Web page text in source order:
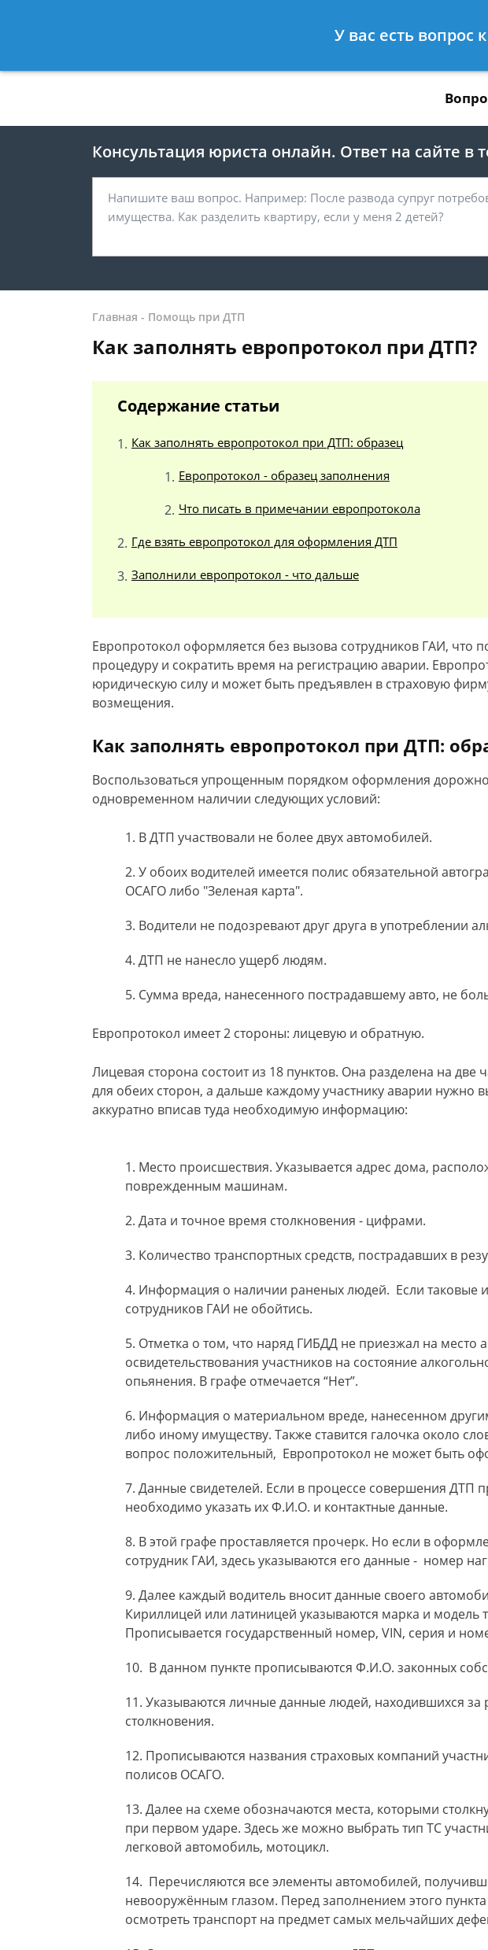
8 812 467-39-37
Консультация юриста онлайн. Ответ на сайте в
Главная - Помощь при ДТП
Как заполнять европротокол при ДТП?
Содержание статьи
Как заполнять европротокол при ДТП: образец
Европротокол - образец заполнения
Что писать в примечании европротокола
Где взять европротокол для оформления ДТП
Заполнили европротокол - что дальше
Европротокол оформляется без вызова сотрудников ГАИ, что
процедуру и сократить время на регистрацию аварии.
юридическую силу и может быть предъявлен в страховую
возмещения.
Как заполнять европротокол при ДТП:
Воспользоваться упрощенным порядком оформления
одновременном наличии следующих условий:
В ДТП участвовали не более двух автомобилей.
У обоих водителей имеется полис обязательной
ОСАГО либо "Зеленая карта".
Водители не подозревают друг друга в употреблении
ДТП не нанесло ущерб людям.
Сумма вреда, нанесенного пострадавшему авто, не
Европротокол имеет 2 стороны: лицевую и обратную.
Лицевая сторона состоит из 18 пунктов. Она разделена на
для обеих сторон, а дальше каждому участнику аварии нужно
аккуратно вписав туда необходимую информацию:
Место происшествия. Указывается адрес дома,
поврежденным машинам.
Дата и точное время столкновения - цифрами.
Количество транспортных средств, пострадавших в
Информация о наличии раненых людей. Если таковые
сотрудников ГАИ не обойтись.
Отметка о том, что наряд ГИБДД не приезжал на место
освидетельствования участников на состояние
опьянения. В графе отмечается “Нет”.
Информация о материальном вреде, нанесенном
либо иному имуществу. Также ставится галочка около
вопрос положительный, Европротокол не может быть
Данные свидетелей. Если в процессе совершения ДТП
необходимо указать их Ф.И.О. и контактные данные.
В этой графе проставляется прочерк. Но если в
сотрудник ГАИ, здесь указываются его данные - номер
Далее каждый водитель вносит данные своего
Кириллицей или латиницей указываются марка и модель
Прописывается государственный номер, VIN, серия и
В данном пункте прописываются Ф.И.О. законных
Указываются личные данные людей, находившихся за
столкновения.
Прописываются названия страховых компаний
полисов ОСАГО.
Далее на схеме обозначаются места, которыми
при первом ударе. Здесь же можно выбрать тип ТС
легковой автомобиль, мотоцикл.
Перечисляются все элементы автомобилей,
невооружённым глазом. Перед заполнением этого
осмотреть транспорт на предмет самых мельчайших
У вас есть вопрос